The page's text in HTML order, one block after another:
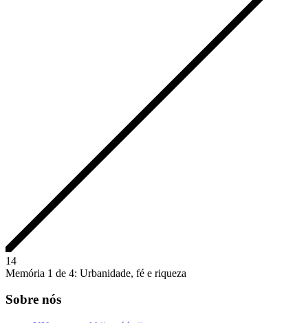
14
Memória 1 de 4: Urbanidade, fé e riqueza
Sobre nós